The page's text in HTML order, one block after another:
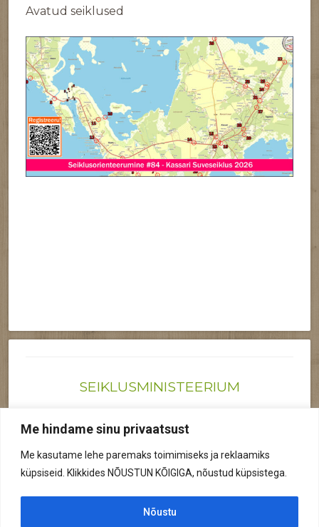
Me hindame sinu privaatsust
Me kasutame lehe paremaks toimimiseks ja reklaamiks
küpsiseid. Klikkides NÕUSTUN KÕIGIGA, nõustud küpsistega.
Nõustu
Avatud seiklused
SEIKLUSMINISTEERIUM
Reg nr: 12041719